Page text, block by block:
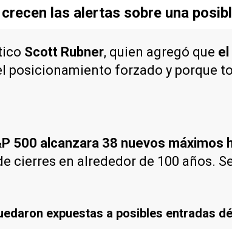
las alertas sobre una
Scott Rubner, quien agregó que el
posicionamiento forzado y porque
500 alcanzara 38 nuevos máximos
cierres en alrededor de 100 años.
expuestas a posibles entradas